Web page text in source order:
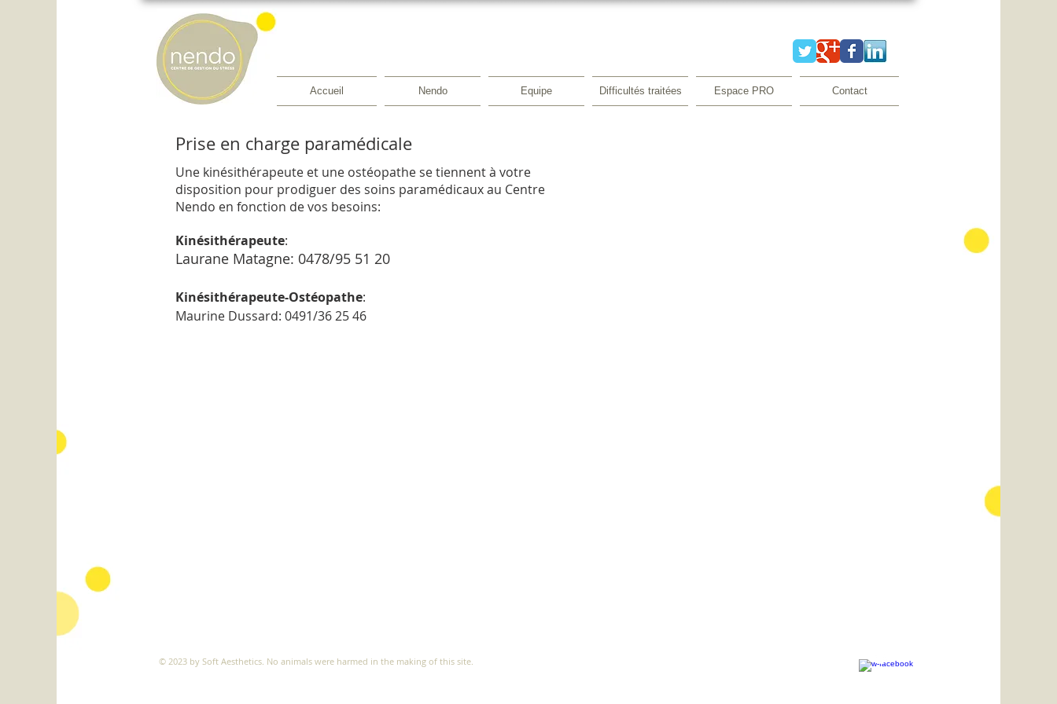
Accueil Nendo Equipe Difficultés traitées Espace PRO Contact
Prise en charge paramédicale
Une kinésithérapeute et une ostéopathe se tiennent à votre
disposition pour prodiguer des soins paramédicaux au Centre
Nendo en fonction de vos besoins:
Kinésithérapeute:
Laurane Matagne: 0478/95 51 20
Kinésithérapeute-Ostéopathe:
Maurine Dussard: 0491/36 25 46
​​© 2023 by Soft Aesthetics. No animals were harmed in the making of this site.